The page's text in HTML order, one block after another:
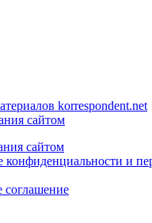
korrespondent.net
сайтом
сайтом
конфиденциальности и
соглашение